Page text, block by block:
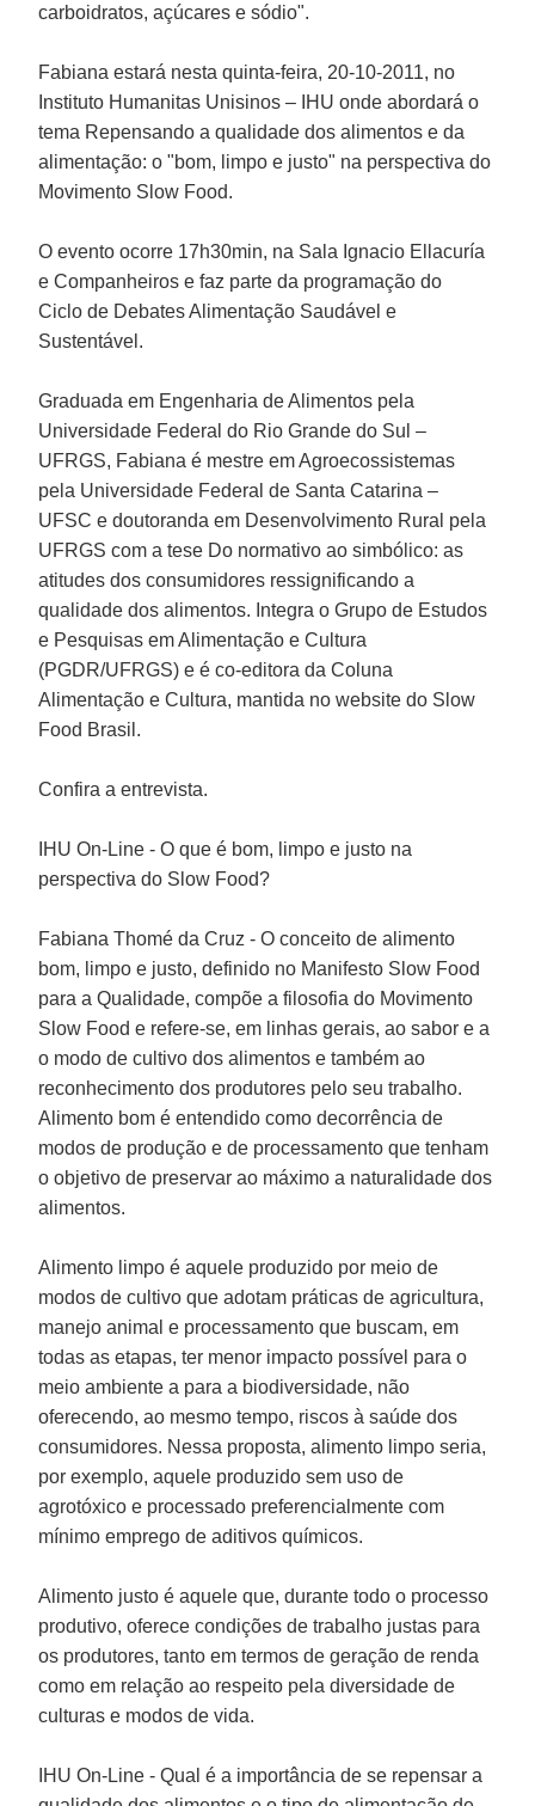
carboidratos, açúcares e sódio".
Fabianaestará nesta quinta-feira, 20-10-2011, no
Instituto Humanitas Unisinos – IHU onde abordará o
tema Repensando a qualidade dos alimentos e da
alimentação: o "bom, limpo e justo" na perspectiva do
Movimento Slow Food.
O evento ocorre 17h30min, na Sala Ignacio Ellacuría
e Companheiros e faz parte da programação do
Ciclo de Debates Alimentação Saudável e
Sustentável.
Graduada em Engenharia de Alimentos pela
Universidade Federal do Rio Grande do Sul –
UFRGS, Fabianaé mestre em Agroecossistemas
pela Universidade Federal de Santa Catarina –
UFSC e doutoranda em Desenvolvimento Rural pela
UFRGS com a tese Do normativo ao simbólico: as
atitudes dos consumidores ressignificando a
qualidade dos alimentos. Integra o Grupo de Estudos
e Pesquisas em Alimentação e Cultura
(PGDR/UFRGS) e é co-editora da Coluna
Alimentação e Cultura, mantida no website do Slow
Food Brasil.
Confira a entrevista.
IHU On-Line - O que é bom, limpo e justo na
perspectiva do Slow Food?
Fabiana Thomé da Cruz - O conceito de alimento
bom, limpo e justo, definido no Manifesto Slow Food
para a Qualidade, compõe a filosofia do Movimento
Slow Food e refere-se, em linhas gerais, ao sabor e a
o modo de cultivo dos alimentos e também ao
reconhecimento dos produtores pelo seu trabalho.
Alimento bom é entendido como decorrência de
modos de produção e de processamento que tenham
o objetivo de preservar ao máximo a naturalidade dos
alimentos.
Alimento limpo é aquele produzido por meio de
modos de cultivo que adotam práticas de agricultura,
manejo animal e processamento que buscam, em
todas as etapas, ter menor impacto possível para o
meio ambiente a para a biodiversidade, não
oferecendo, ao mesmo tempo, riscos à saúde dos
consumidores. Nessa proposta, alimento limpo seria,
por exemplo, aquele produzido sem uso de
agrotóxico e processado preferencialmente com
mínimo emprego de aditivos químicos.
Alimento justo é aquele que, durante todo o processo
produtivo, oferece condições de trabalho justas para
os produtores, tanto em termos de geração de renda
como em relação ao respeito pela diversidade de
culturas e modos de vida.
IHU On-Line - Qual é a importância de se repensar a